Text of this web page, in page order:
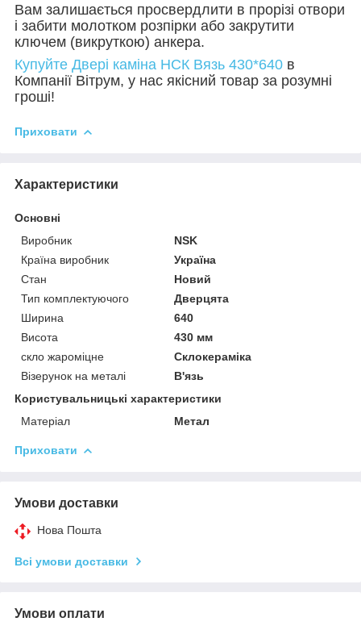
Вам залишається просвердлити в прорізі отвори
і забити молотком розпірки або закрутити
ключем (викруткою) анкера.
Купуйте Двері каміна НСК Вязь 430*640 в
Компанії Вітрум, у нас якісний товар за розумні
гроші!
Приховати
Характеристики
Основні
Виробник
NSK
Країна виробник
Україна
Стан
Новий
Тип комплектуючого
Дверцята
Ширина
640
Висота
430 мм
скло жароміцне
Склокераміка
Візерунок на металі
В'язь
Користувальницькі характеристики
Матеріал
Метал
Приховати
Умови доставки
Нова Пошта
Всі умови доставки
Умови оплати